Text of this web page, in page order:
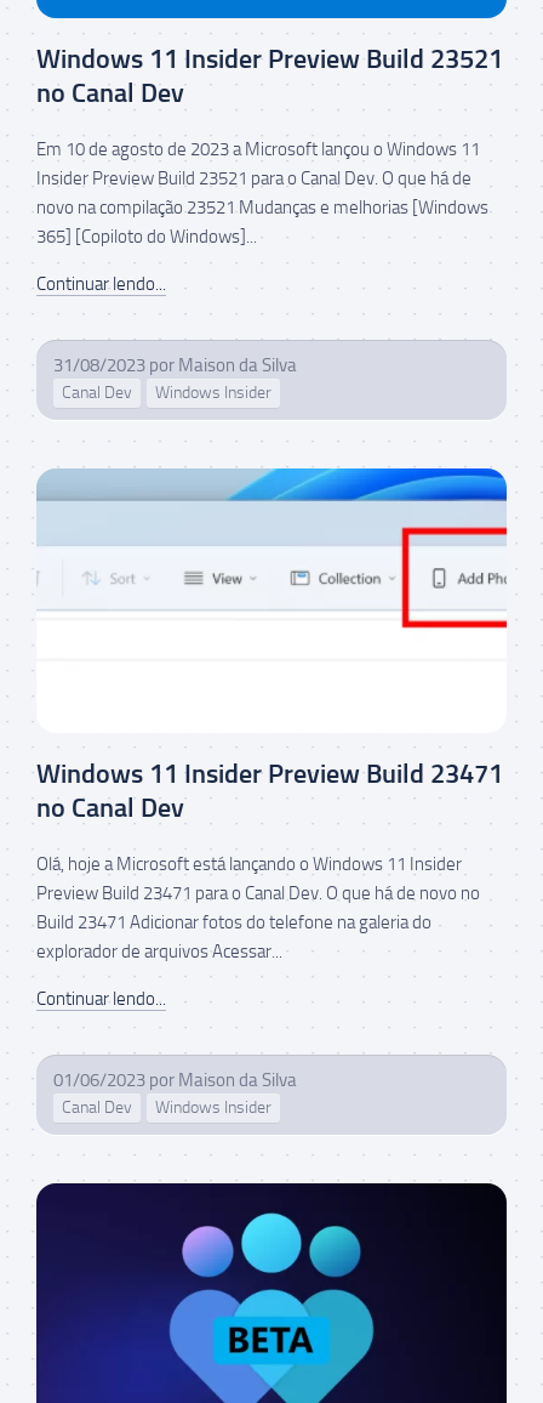
Windows 11 Insider Preview Build 23521
no Canal Dev
Em 10 de agosto de 2023 a Microsoft lançou o Windows 11
Insider Preview Build 23521 para o Canal Dev. O que há de
novo na compilação 23521 Mudanças e melhorias [Windows
365] [Copiloto do Windows]...
Continuar lendo...
31/08/2023 por Maison da Silva
Canal Dev Windows Insider
Windows 11 Insider Preview Build 23471
no Canal Dev
Olá, hoje a Microsoft está lançando o Windows 11 Insider
Preview Build 23471 para o Canal Dev. O que há de novo no
Build 23471 Adicionar fotos do telefone na galeria do
explorador de arquivos Acessar...
Continuar lendo...
01/06/2023 por Maison da Silva
Canal Dev Windows Insider